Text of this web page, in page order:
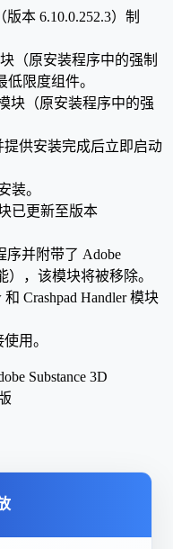
本 6.10.0.252.3）制
（原安装程序中的强制
限度组件。
块（原安装程序中的强
供安装完成后立即启动
装。
已更新至版本
序并附带了 Adob​​e
），该模块将被移除。
Crashpad Handler 模块
用。
Substance 3D